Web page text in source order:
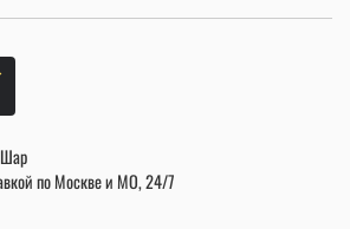
по Москве и МО, 24/7